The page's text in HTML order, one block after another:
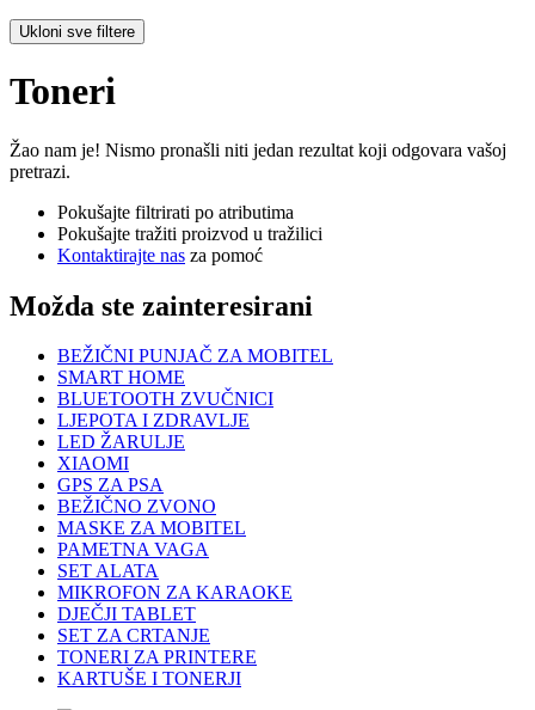
Ukloni sve filtere
Toneri
Žao nam je! Nismo pronašli niti jedan rezultat koji odgovara vašoj
pretrazi.
Pokušajte filtrirati po atributima
Pokušajte tražiti proizvod u tražilici
Kontaktirajte nas za pomoć
Možda ste zainteresirani
BEŽIČNI PUNJAČ ZA MOBITEL
SMART HOME
BLUETOOTH ZVUČNICI
LJEPOTA I ZDRAVLJE
LED ŽARULJE
XIAOMI
GPS ZA PSA
BEŽIČNO ZVONO
MASKE ZA MOBITEL
PAMETNA VAGA
SET ALATA
MIKROFON ZA KARAOKE
DJEČJI TABLET
SET ZA CRTANJE
TONERI ZA PRINTERE
KARTUŠE I TONERJI